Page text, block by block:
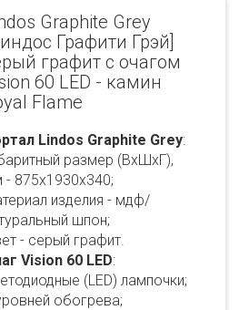
Graphite Grey
Графити Грэй]
графит с очагом
60 LED - камин
Flame
Lindos Graphite Grey:
размер (ВхШхГ),
- 875х1930х340;
изделия - мдф/
шпон;
- серый графит.
Vision 60 LED:
(LED) лампочки;
обогрева;